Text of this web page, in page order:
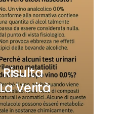
Risulta
Verità